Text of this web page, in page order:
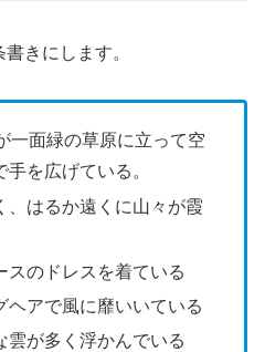
きにします。
一面緑の草原に立って空
を広げている。
、はるか遠くに山々が霞
のドレスを着ている
ヘアで風に靡いいている
雲が多く浮かんでいる